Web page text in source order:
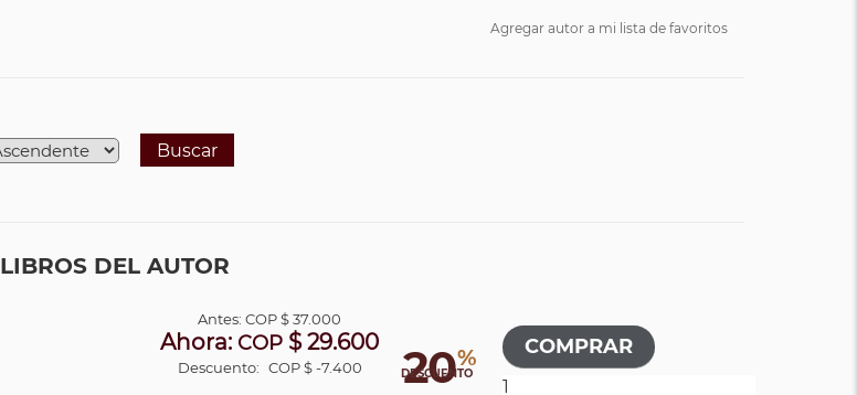
Agregar autor a mi lista de favoritos
Buscar
LIBROS DEL AUTOR
20%
DESCUENTO
Antes:COP$ 37.000
Ahora: COP $ 29.600
Descuento: COP $ -7.400